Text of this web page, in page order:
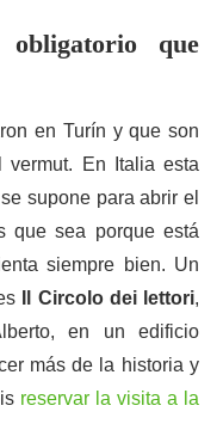
que
en Turín y que son
En Italia esta
supone para abrir el
que sea porque está
siempre bien. Un
Il Circolo dei lettori,
en un edificio
más de la historia y
reservar la visita a la